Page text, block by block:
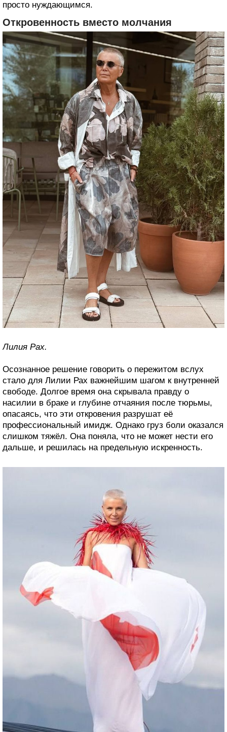
просто нуждающимся.
Откровенность вместо молчания
Лилия Рах.
Осознанное решение говорить о пережитом вслух
стало для Лилии Рах важнейшим шагом к внутренней
свободе. Долгое время она скрывала правду о
насилии в браке и глубине отчаяния после тюрьмы,
опасаясь, что эти откровения разрушат её
профессиональный имидж. Однако груз боли оказался
слишком тяжёл. Она поняла, что не может нести его
дальше, и решилась на предельную искренность.